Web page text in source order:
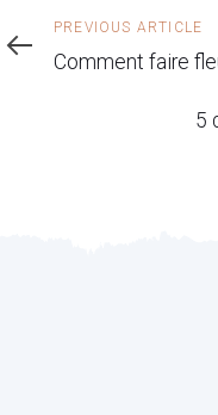
Previous
Article
PREVIOUS ARTICLE
Comment faire
5